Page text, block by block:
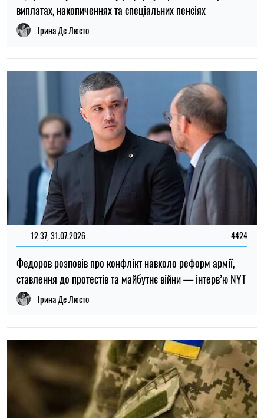
Федоров розповів про конфлікт навколо реформ армії,
ставлення до протестів та майбутнє війни — інтерв’ю NYT
Ірина Де Люсто
ТОП
Чоловіків після 60 років можуть взяти до ЗСУ: хто може
потрапити до війська
Микола Потика